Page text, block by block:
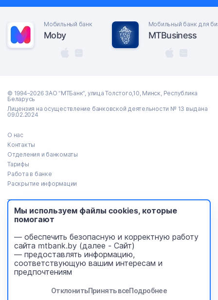
Мобильный банк
Moby
Мобильный банк для
MTBusiness
© 1994–2026 ЗАО “МТБанк”, улица Толстого,10, Минск, Республика
Беларусь
Лицензия на осуществление банковской деятельности № 13 выдана
09.02.2024
О нас
Контакты
Отделения и банкоматы
Тарифы
Работа в банке
Раскрытие информации
Тендеры
Реализация имущества
Пресс-центр
Безопасность платежей
Уведомления
design- FlexMedia
development
Мы используем файлы cookies, которые
помогают
— обеспечить безопасную и корректную работу
сайта mtbank.by (далее - Сайт)
— предоставлять информацию,
соответствующую вашим интересам и
предпочтениям
ОтклонитьПринять всеПодробнее